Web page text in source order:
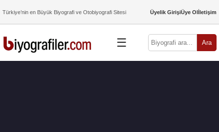
Türkiye’nin en Büyük Biyografi ve Otobiyografi Sitesi Üyelik GirişiÜye Olİletişim
☰ Ara